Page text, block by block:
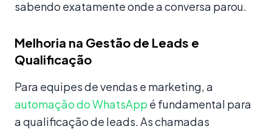
sabendo exatamente onde a conversa parou.
Melhoria na Gestão de Leads e
Qualificação
Para equipes de vendas e marketing, a
automação do WhatsApp é fundamental para
a qualificação de leads. As chamadas